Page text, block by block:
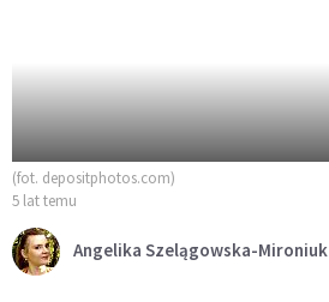
(fot. depositphotos.com)
5 lat temu
Angelika Szelągowska-Mironiuk